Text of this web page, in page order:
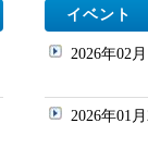
イベント
2026年02
2026年01